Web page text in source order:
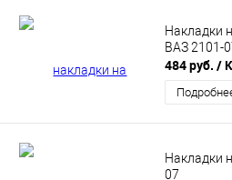
Накладки
ВАЗ 2101-
484 руб. /
Накладки
07